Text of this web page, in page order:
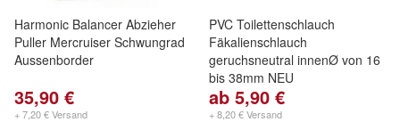
Harmonic Balancer Abzieher
Puller Mercruiser Schwungrad
Aussenborder
35,90 €
+ 7,20 € Versand
PVC Toilettenschlauch
Fäkalienschlauch
geruchsneutral innenØ von 16
bis 38mm NEU
ab 5,90 €
+ 8,20 € Versand